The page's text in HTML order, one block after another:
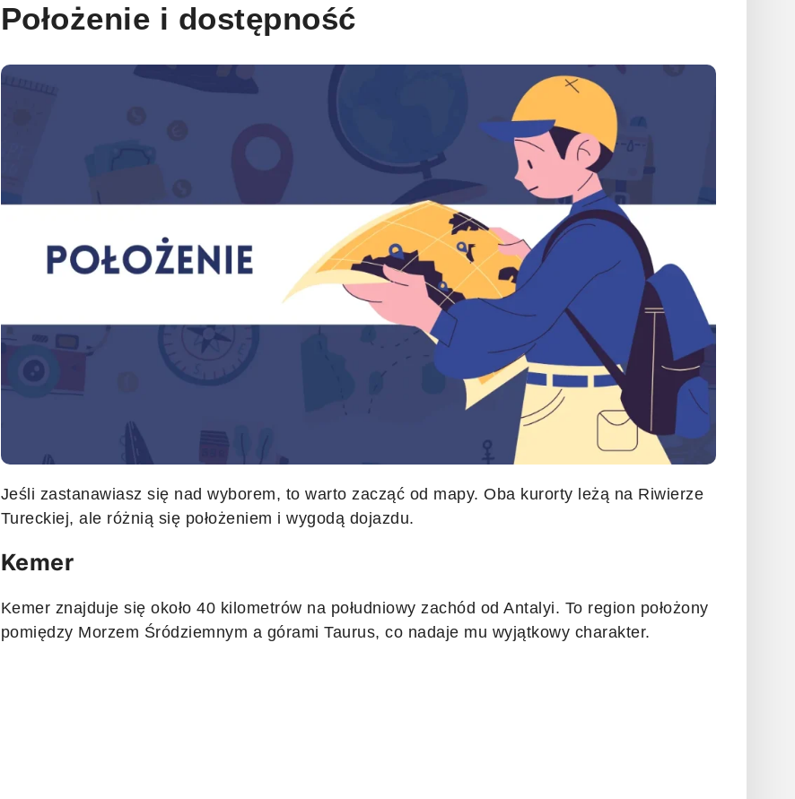
Położenie i dostępność
Jeśli zastanawiasz się nad wyborem, to warto zacząć od mapy. Oba kurorty leżą na Riwierze
Tureckiej, ale różnią się położeniem i wygodą dojazdu.
Kemer
Kemer znajduje się około 40 kilometrów na południowy zachód od Antalyi. To region położony
pomiędzy Morzem Śródziemnym a górami Taurus, co nadaje mu wyjątkowy charakter.